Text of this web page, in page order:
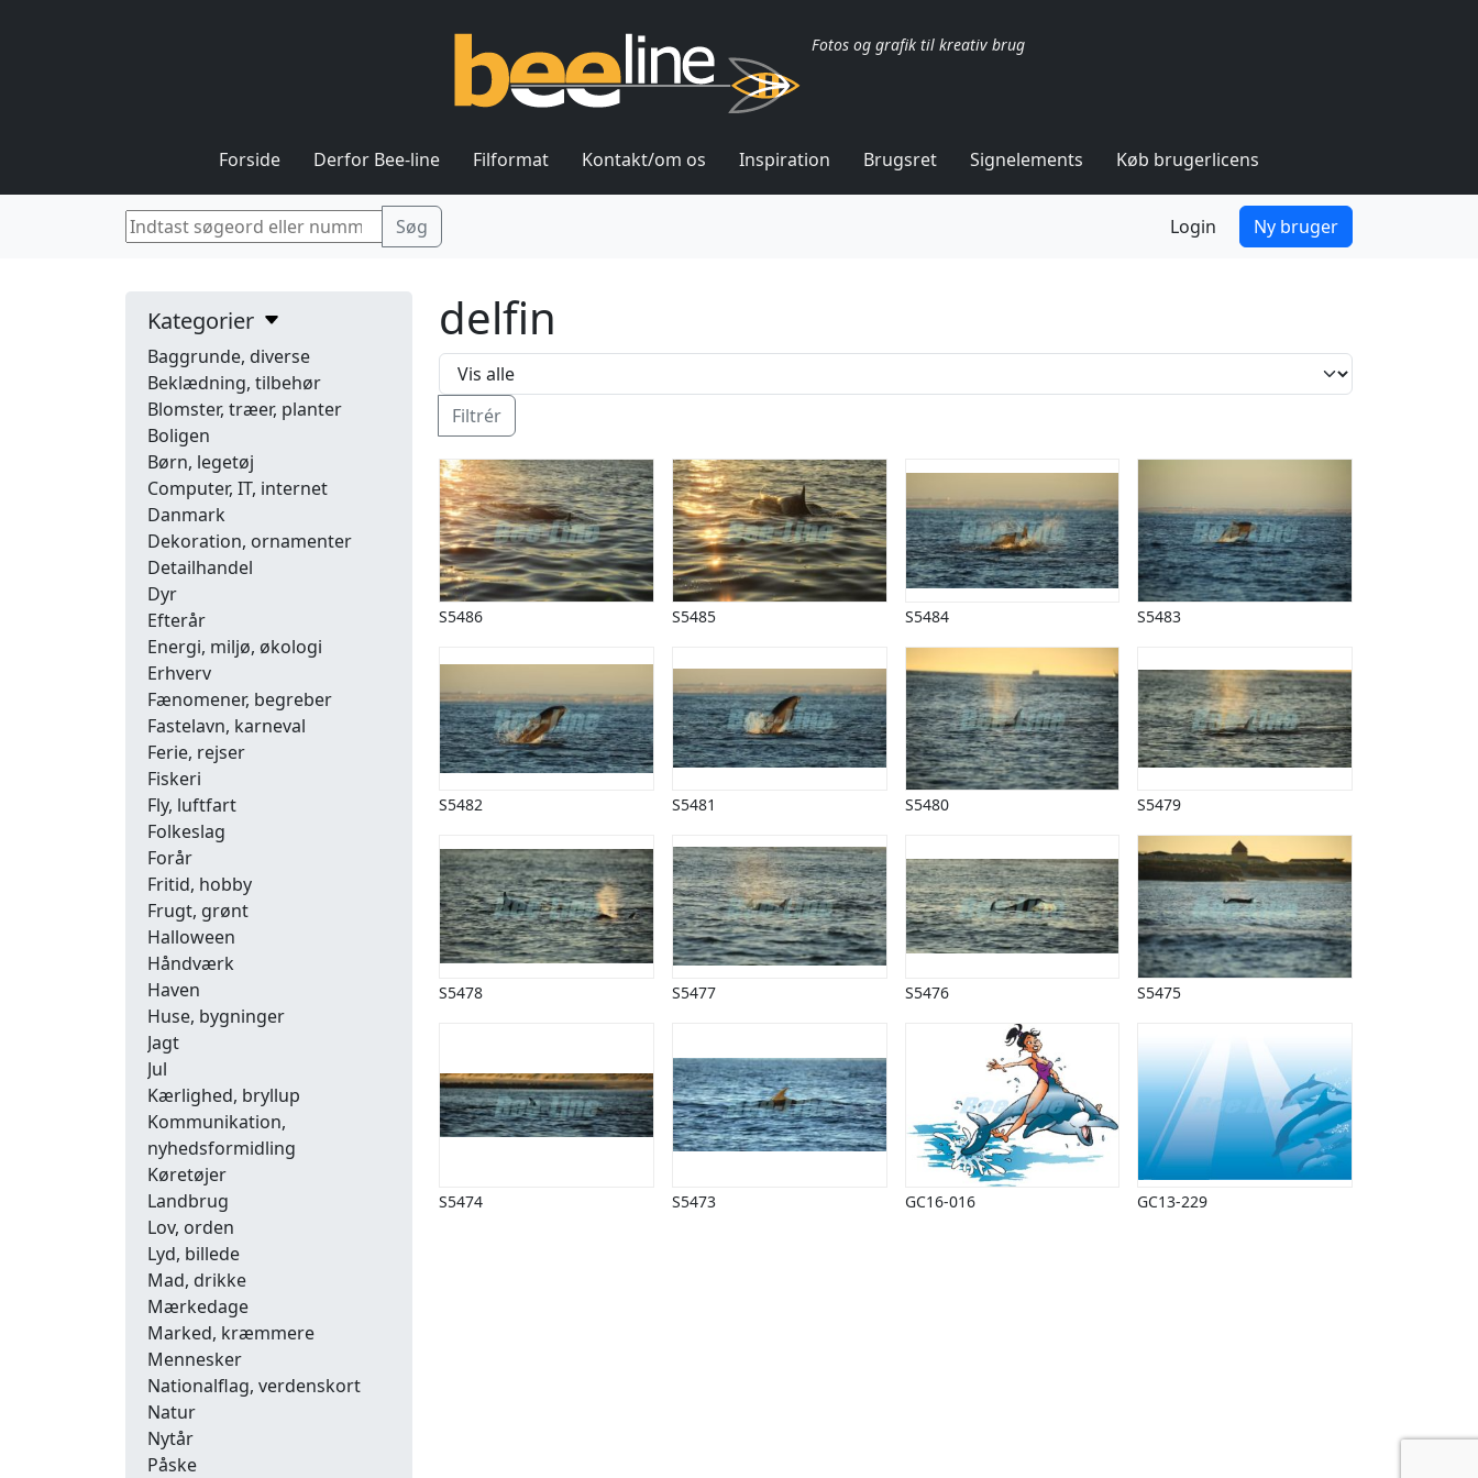
Fotos og grafik til kreativ brug
Forside Derfor Bee-line Filformat Kontakt/om os Inspiration Brugsret Signelements Køb brugerlicens
Login Ny bruger
Kategorier
Baggrunde, diverse
Beklædning, tilbehør
Blomster, træer, planter
Boligen
Børn, legetøj
Computer, IT, internet
Danmark
Dekoration, ornamenter
Detailhandel
Dyr
Efterår
Energi, miljø, økologi
Erhverv
Fænomener, begreber
Fastelavn, karneval
Ferie, rejser
Fiskeri
Fly, luftfart
Folkeslag
Forår
Fritid, hobby
Frugt, grønt
Halloween
Håndværk
Haven
Huse, bygninger
Jagt
Jul
Kærlighed, bryllup
Kommunikation,
nyhedsformidling
Køretøjer
Landbrug
Lov, orden
Lyd, billede
Mad, drikke
Mærkedage
Marked, kræmmere
Mennesker
Nationalflag, verdenskort
Natur
Nytår
Påske
delfin
Filtrér
S5486 S5485 S5484 S5483
S5482 S5481 S5480 S5479
S5478 S5477 S5476 S5475
S5474 S5473 GC16-016 GC13-229